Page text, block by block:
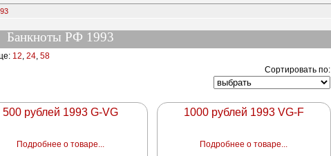
Банкноты РФ 1993
12, 24, 58
Сортировать по:
500 рублей 1993 G-VG
Подробнее о товаре...
1000 рублей 1993 VG-F
Подробнее о товаре...